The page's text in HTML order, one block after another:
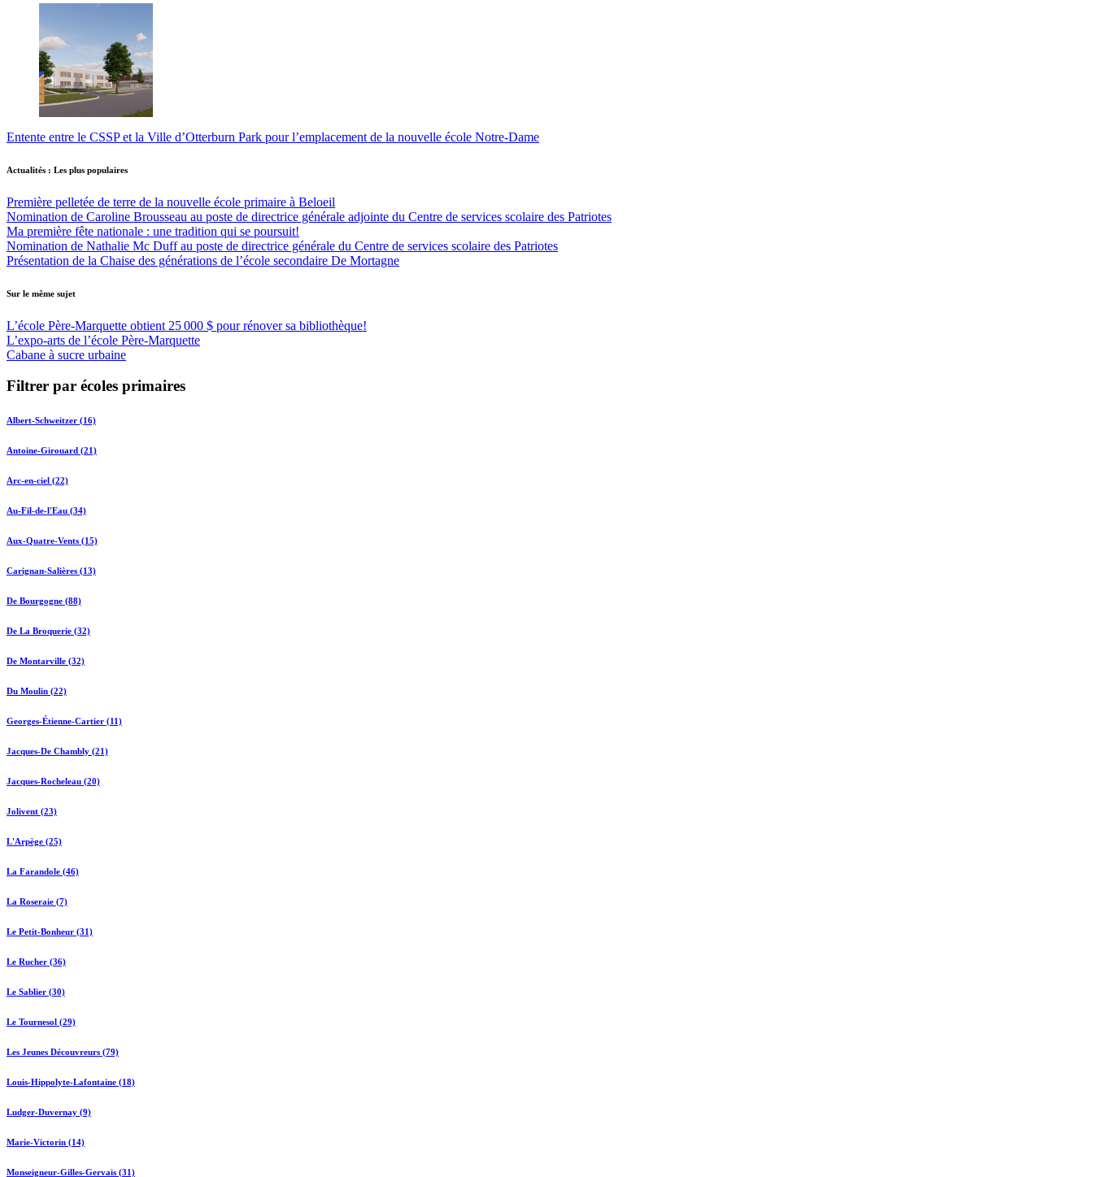
Entente entre le CSSP et la Ville d’Otterburn Park pour l’emplacement de la nouvelle école Notre-Dame
Actualités : Les plus populaires
Première pelletée de terre de la nouvelle école primaire à Beloeil
Nomination de Caroline Brousseau au poste de directrice générale adjointe du Centre de services scolaire des Patriotes
Ma première fête nationale : une tradition qui se poursuit!
Nomination de Nathalie Mc Duff au poste de directrice générale du Centre de services scolaire des Patriotes
Présentation de la Chaise des générations de l’école secondaire De Mortagne
Sur le même sujet
L’école Père-Marquette obtient 25 000 $ pour rénover sa bibliothèque!
L’expo-arts de l’école Père-Marquette
Cabane à sucre urbaine
Filtrer par écoles primaires
Albert-Schweitzer (16)
Antoine-Girouard (21)
Arc-en-ciel (22)
Au-Fil-de-l'Eau (34)
Aux-Quatre-Vents (15)
Carignan-Salières (13)
De Bourgogne (88)
De La Broquerie (32)
De Montarville (32)
Du Moulin (22)
Georges-Étienne-Cartier (11)
Jacques-De Chambly (21)
Jacques-Rocheleau (20)
Jolivent (23)
L'Arpège (25)
La Farandole (46)
La Roseraie (7)
Le Petit-Bonheur (31)
Le Rucher (36)
Le Sablier (30)
Le Tournesol (29)
Les Jeunes Découvreurs (79)
Louis-Hippolyte-Lafontaine (18)
Ludger-Duvernay (9)
Marie-Victorin (14)
Monseigneur-Gilles-Gervais (31)